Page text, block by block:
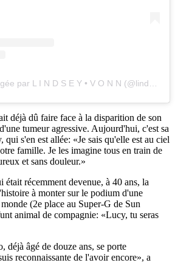
déjà dû faire face à la disparition de son
tumeur agressive. Aujourd'hui, c'est sa
s'en est allée: «Je sais qu'elle est au ciel
famille. Je les imagine tous en train de
et sans douleur.»
récemment devenue, à 40 ans, la
à monter sur le podium d'une
(2e place au Super-G de Sun
animal de compagnie: «Lucy, tu seras
déjà âgé de douze ans, se porte
reconnaissante de l'avoir encore», a